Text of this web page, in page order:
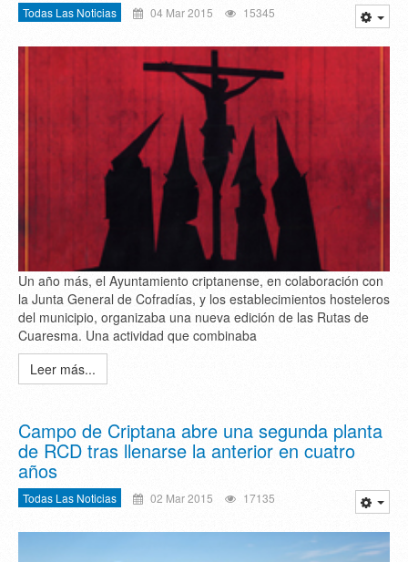
Todas Las Noticias 04 Mar 2015 15345
Un año más, el Ayuntamiento criptanense, en colaboración con
la Junta General de Cofradías, y los establecimientos hosteleros
del municipio, organizaba una nueva edición de las Rutas de
Cuaresma. Una actividad que combinaba
Leer más...
Campo de Criptana abre una segunda planta
de RCD tras llenarse la anterior en cuatro
años
Todas Las Noticias 02 Mar 2015 17135